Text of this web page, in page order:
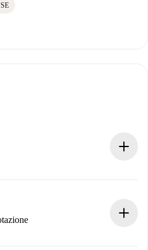
necessarie in anticipo.